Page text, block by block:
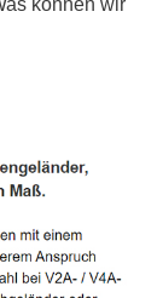
können wir